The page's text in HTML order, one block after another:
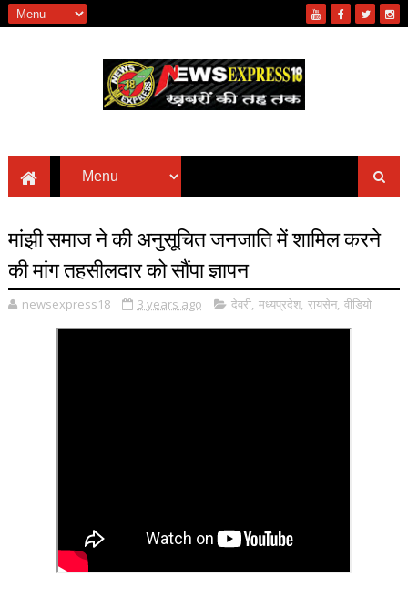
मांझी समाज ने की अनुसूचित जनजाति में शामिल करने
की मांग तहसीलदार को सौंपा ज्ञापन
newsexpress18 3 years ago देवरी, मध्यप्रदेश, रायसेन, वीडियो